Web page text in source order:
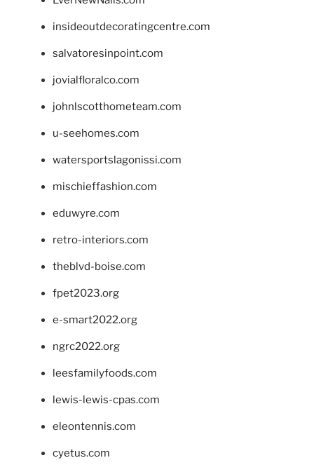
insideoutdecoratingcentre.com
salvatoresinpoint.com
jovialfloralco.com
johnlscotthometeam.com
u-seehomes.com
watersportslagonissi.com
mischieffashion.com
eduwyre.com
retro-interiors.com
theblvd-boise.com
fpet2023.org
e-smart2022.org
ngrc2022.org
leesfamilyfoods.com
lewis-lewis-cpas.com
eleontennis.com
cyetus.com